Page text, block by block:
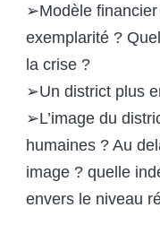
➢Modèle
exemplarité ?
la crise ?
➢Un district plus
➢L’image du
humaines ? Au
image ? quelle
envers le niveau